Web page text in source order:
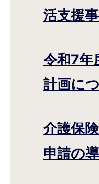
活支援事
令和7年
計画に
介護保
申請の